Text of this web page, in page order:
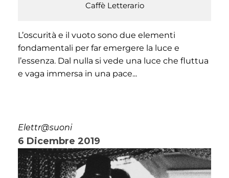
Caffè Letterario
L’oscurità e il vuoto sono due elementi
fondamentali per far emergere la luce e
l’essenza. Dal nulla si vede una luce che fluttua
e vaga immersa in una pace...
Elettr@suoni
6 Dicembre 2019